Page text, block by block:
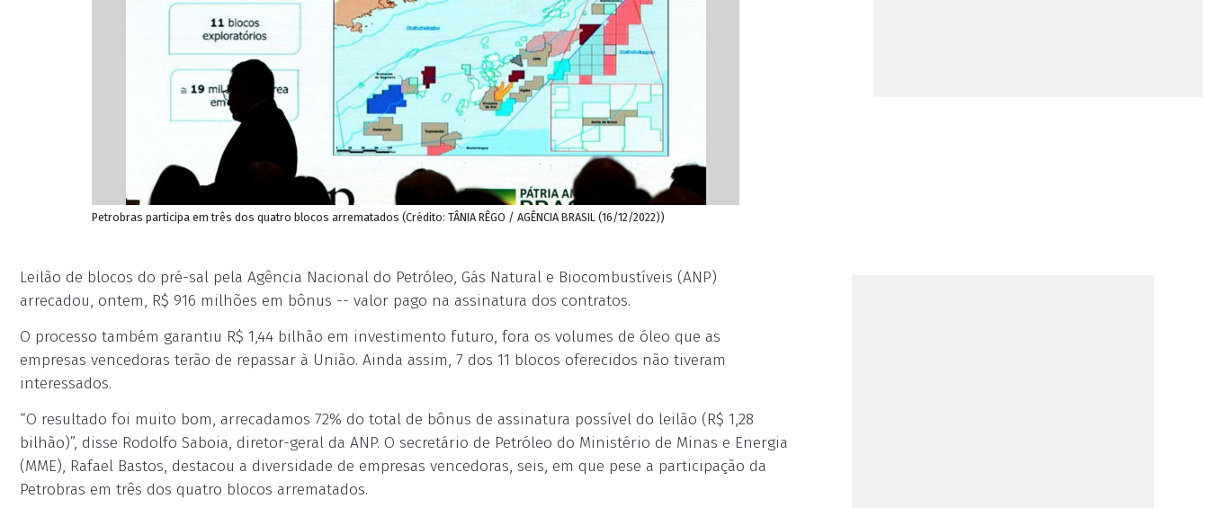
Petrobras participa em três dos quatro blocos arrematados (Crédito: TÂNIA RÊGO / AGÊNCIA BRASIL (16/12/2022))
Leilão de blocos do pré-sal pela Agência Nacional do Petróleo, Gás Natural e Biocombustíveis (ANP)
arrecadou, ontem, R$ 916 milhões em bônus -- valor pago na assinatura dos contratos.
O processo também garantiu R$ 1,44 bilhão em investimento futuro, fora os volumes de óleo que as
empresas vencedoras terão de repassar à União. Ainda assim, 7 dos 11 blocos oferecidos não tiveram
interessados.
“O resultado foi muito bom, arrecadamos 72% do total de bônus de assinatura possível do leilão (R$ 1,28
bilhão)”, disse Rodolfo Saboia, diretor-geral da ANP. O secretário de Petróleo do Ministério de Minas e Energia
(MME), Rafael Bastos, destacou a diversidade de empresas vencedoras, seis, em que pese a participação da
Petrobras em três dos quatro blocos arrematados.